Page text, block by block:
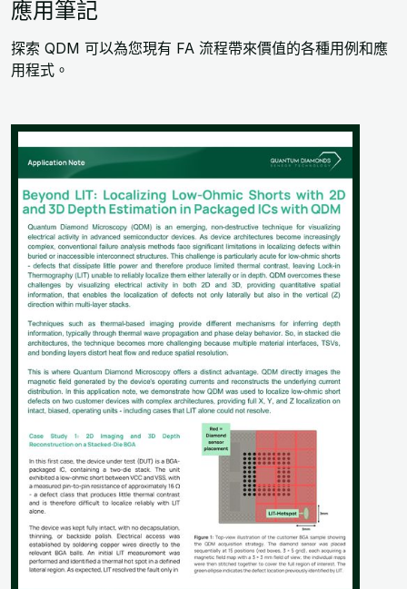
應用筆記
探索 QDM 可以為您現有 FA 流程帶來價值的各種用例和應
用程式。